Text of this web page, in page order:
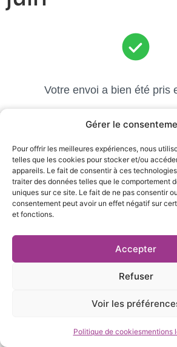
Gérer le
Pour offrir les meilleures expériences, nous
telles que les cookies pour stocker et/ou
appareils. Le fait de consentir à ces
traiter des données telles que le comportement
uniques sur ce site. Le fait de ne pas consentir
consentement peut avoir un effet négatif sur
et fonctions.
Accepter
Refuser
Voir les
Politique de cookiesmentions
Votre envoi a bien été pris
27 rue Pierre Sémard,
38000 Grenoble
contact@te38.fr
Mentions légales et politique de
Cookies| Réalisé parCréation